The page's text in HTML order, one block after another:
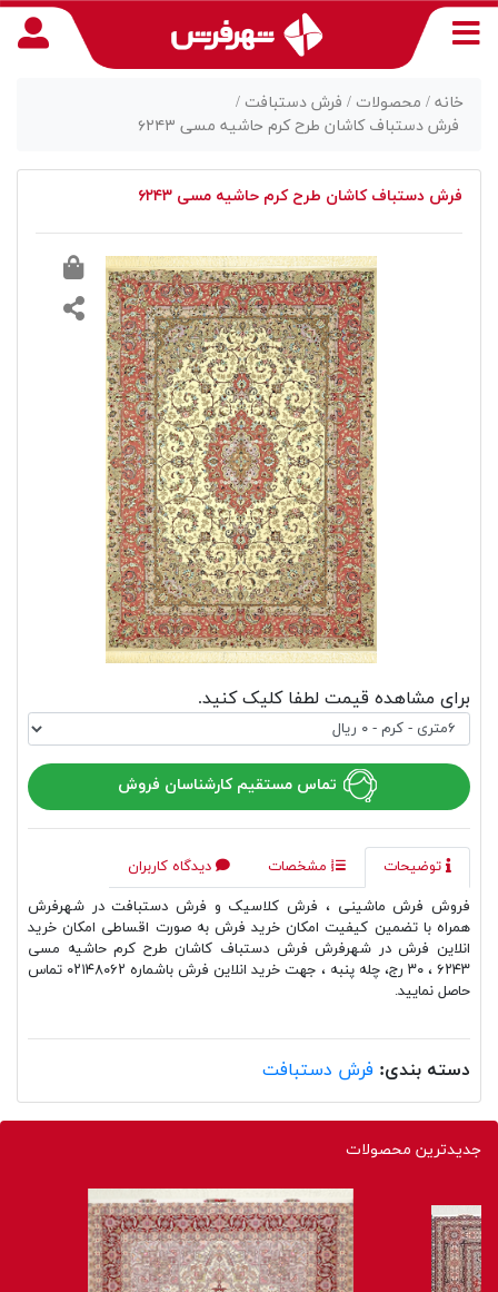
خانه / محصولات / فرش دستبافت /
فرش دستباف کاشان طرح کرم حاشیه مسی ۶۲۴۳
فرش دستباف کاشان طرح کرم حاشیه مسی ۶۲۴۳
برای مشاهده قیمت لطفا کلیک کنید.
تماس مستقیم کارشناسان فروش
توضیحات مشخصات
دیدگاه کاربران
فروش فرش ماشینی ، فرش کلاسیک و فرش دستبافت در شهرفرش
همراه با تضمین کیفیت امکان خرید فرش به صورت اقساطی امکان خرید
انلاین فرش در شهرفرش فرش دستباف کاشان طرح کرم حاشیه مسی
۶۲۴۳ ، ۳۰ رج، چله پنبه ، جهت خرید انلاین فرش باشماره ۰۲۱۴۸۰۶۲ تماس
حاصل نمایید.
دسته بندی: فرش دستبافت
جدیدترین محصولات